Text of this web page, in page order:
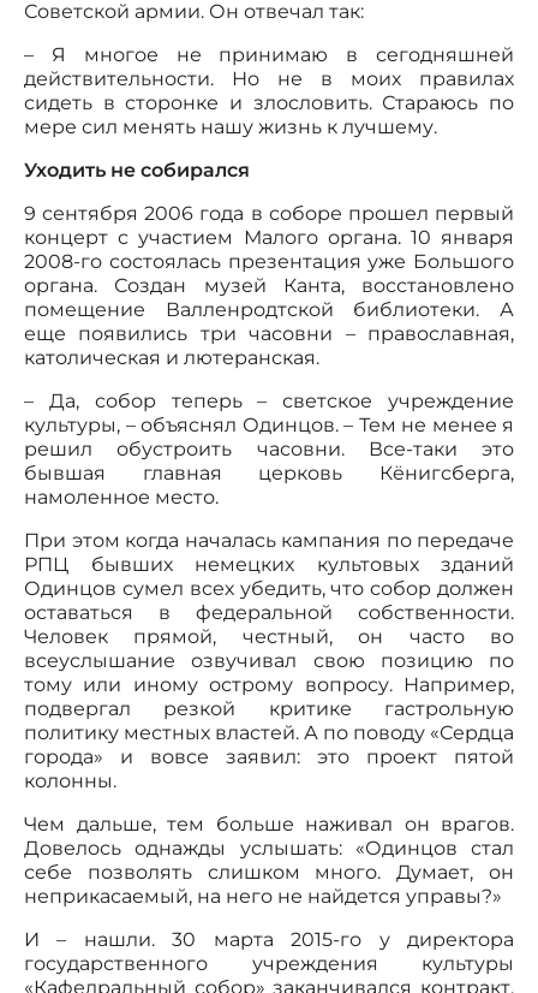
Советской армии. Он отвечал так:
– Я многое не принимаю в сегодняшней
действительности. Но не в моих правилах
сидеть в сторонке и злословить. Стараюсь по
мере сил менять нашу жизнь к лучшему.
Уходить не собирался
9 сентября 2006 года в соборе прошел первый
концерт с участием Малого органа. 10 января
2008-го состоялась презентация уже Большого
органа. Создан музей Канта, восстановлено
помещение Валленродтской библиотеки. А
еще появились три часовни – православная,
католическая и лютеранская.
– Да, собор теперь – светское учреждение
культуры, – объяснял Одинцов. – Тем не менее я
решил обустроить часовни. Все-таки это
бывшая главная церковь Кёнигсберга,
намоленное место.
При этом когда началась кампания по передаче
РПЦ бывших немецких культовых зданий
Одинцов сумел всех убедить, что собор должен
оставаться в федеральной собственности.
Человек прямой, честный, он часто во
всеуслышание озвучивал свою позицию по
тому или иному острому вопросу. Например,
подвергал резкой критике гастрольную
политику местных властей. А по поводу «Сердца
города» и вовсе заявил: это проект пятой
колонны.
Чем дальше, тем больше наживал он врагов.
Довелось однажды услышать: «Одинцов стал
себе позволять слишком много. Думает, он
неприкасаемый, на него не найдется управы?»
И – нашли. 30 марта 2015-го у директора
государственного учреждения культуры
«Кафедральный собор» заканчивался контракт.